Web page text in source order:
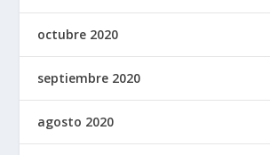
octubre 2020
septiembre 2020
agosto 2020